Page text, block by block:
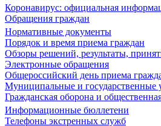
Коронавирус: официальная
Обращения граждан
Нормативные документы
Порядок и время приема граждан
Обзоры решений, результаты,
Электронные обращения
Общероссийский день приема
Муниципальные и государственные
Гражданская оборона и
Информационные бюллетени
Телефоны экстренных служб